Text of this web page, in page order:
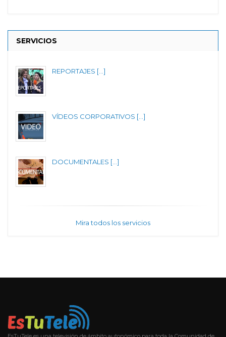
SERVICIOS
REPORTAJES [...]
VÍDEOS CORPORATIVOS [...]
DOCUMENTALES [...]
Mira todos los servicios